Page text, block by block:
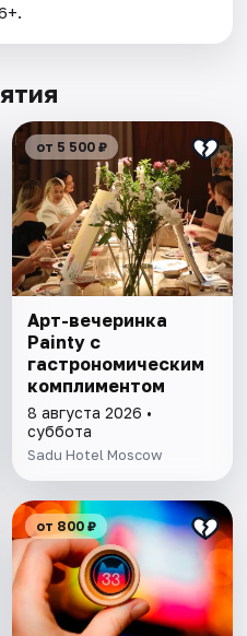
от 5 500 ₽
Арт-вечеринка
Painty с
гастрономическим
комплиментом
8 августа 2026 •
суббота
Sadu Hotel Moscow
от 800 ₽